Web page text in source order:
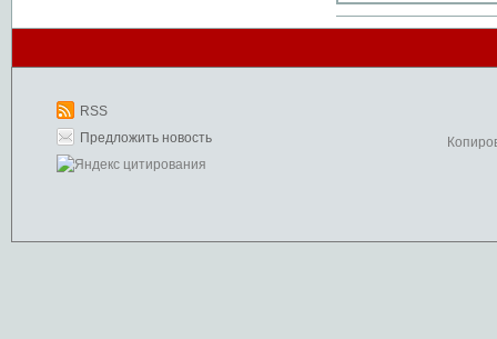
RSS
Предложить новость